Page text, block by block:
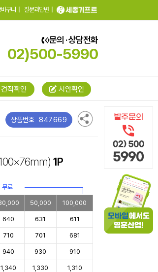
구니 질문과답변
문의 · 상담전화
02)500-5990
견적확인 시안확인
상품번호 847669
1P
료
50,000 100,000
640 631 611
710 701 681
940 930 910
1,340 1,330 1,310